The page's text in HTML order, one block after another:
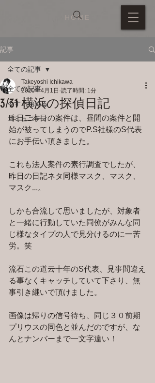
HOME
記事
全ての記事
今すぐ始める
コミュニティ
全ての記事
3/31 横浜の探偵日記
Takeyoshi Ichikawa
2020年4月1日 読了時間: 1分
昨日二本目の案件は、昼間の案件と開
始が被ってしまうのでP.S社様のS代表
にお手伝い頂きました。
これも法人案件の素行調査でしたが、
昨日の日記ネタ同様マスク、マスク、
マスク...。
しかも合流して思いましたが、対象者
と一緒に行動していた同僚がみんな同
じ様なタイプの人で見分けるのに一苦
労。笑
流石この道云十年のS代表、見事間違え
る事なくキャッチしていて下さり、無
事引き継いで頂けました。
画像は帰りの信号待ち、同じ３０前期
プリウスの同色と並んだのですが、な
んとナンバーまで一文字違い！